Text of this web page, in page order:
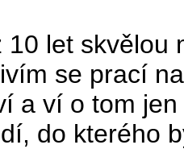
10 let skvělou
se prací
a ví o tom
do kterého